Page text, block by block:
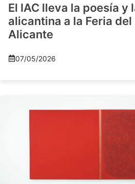
El IAC lleva la poesía y
alicantina a la Feria del
Alicante
07/05/2026